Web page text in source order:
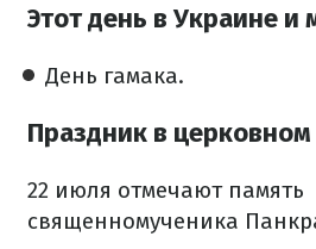
Этот день в Украине и
День гамака.
Праздник в
22 июля отмечают память
священномученика